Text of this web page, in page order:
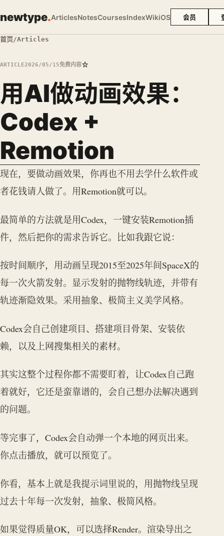
newtype.ArticlesNotesCoursesIndexWikiOS 会员
首页/Articles
ARTICLE2026/05/15免费内容☆
用AI做动画效果：
Codex +
Remotion
现在，要做动画效果，你再也不用去学什么软件或
者花钱请人做了。用Remotion就可以。
最简单的方法就是用Codex，一键安装Remotion插
件，然后把你的需求告诉它。比如我跟它说：
按时间顺序，用动画呈现2015至2025年间SpaceX的
每一次火箭发射。显示发射的抛物线轨迹，并带有
轨迹渐隐效果。采用抽象、极简主义美学风格。
Codex会自己创建项目、搭建项目骨架、安装依
赖，以及上网搜集相关的素材。
其实这整个过程你都不需要盯着，让Codex自己跑
着就好，它还是蛮靠谱的，会自己想办法解决遇到
的问题。
等完事了，Codex会自动弹一个本地的网页出来。
你点击播放，就可以预览了。
你看，基本上就是我提示词里说的，用抛物线呈现
过去十年每一次发射，抽象、极简风格。
如果觉得质量OK，可以选择Render。渲染导出之